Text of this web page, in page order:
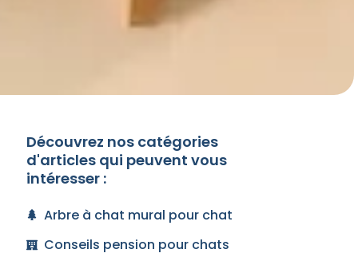
Découvrez nos catégories
d'articles qui peuvent vous
intéresser :
Arbre à chat mural pour chat
Conseils pension pour chats